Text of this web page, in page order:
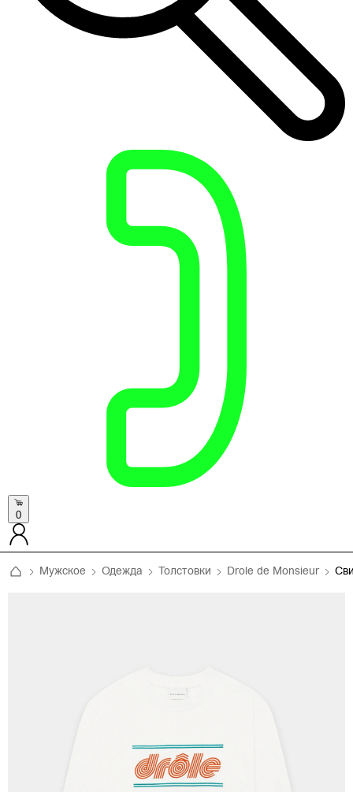
0
Мужское Одежда Толстовки Drole de Monsieur